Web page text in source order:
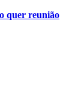
quer reunião